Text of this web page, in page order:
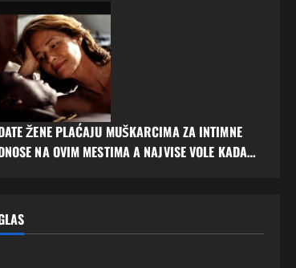
ŽENE PLAĆAJU MUŠKARCIMA ZA INTIMNE
NA OVIM MESTIMA A NAJVISE VOLE KADA…